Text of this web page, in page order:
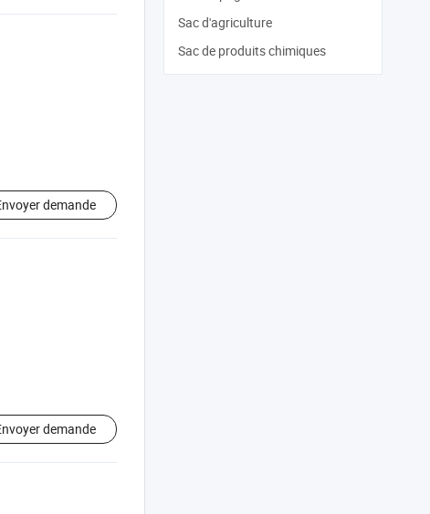
demande
demande
Sac d'agriculture
Sac de produits chimiques